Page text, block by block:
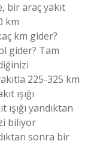
bir araç yakıt
km
km gider?
gider? Tam
225-325 km
ışığı
yandıktan
biliyor
sonra bir